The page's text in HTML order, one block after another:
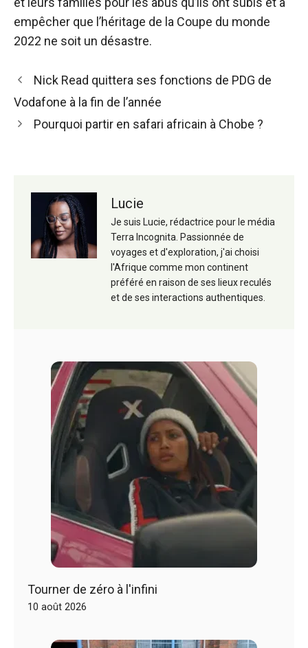
empêcher que l’héritage de la Coupe du monde
2022 ne soit un désastre.
Navigation
des
Nick Read quittera ses fonctions de PDG de
Vodafone à la fin de l’année
Pourquoi partir en safari africain à Chobe ?
Lucie
Je suis Lucie, rédactrice pour le média
Terra Incognita. Passionnée de
voyages et d'exploration, j'ai choisi
l'Afrique comme mon continent
préféré en raison de ses lieux reculés
et de ses interactions authentiques.
Tourner de zéro à l'infini
10 août 2026